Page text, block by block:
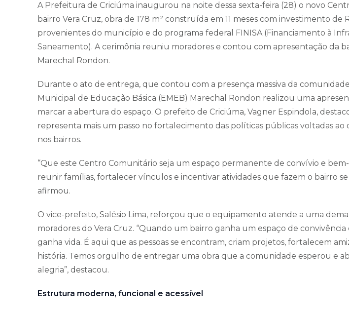
A Prefeitura de Criciúma inaugurou na noite dessa sexta-feira (28) o novo
bairro Vera Cruz, obra de 178 m² construída em 11 meses com investimento de
provenientes do município e do programa federal FINISA (Financiamento à
Saneamento). A cerimônia reuniu moradores e contou com apresentação da
Marechal Rondon.
Durante o ato de entrega, que contou com a presença massiva da
Municipal de Educação Básica (EMEB) Marechal Rondon realizou uma
marcar a abertura do espaço. O prefeito de Criciúma, Vagner Espindola,
representa mais um passo no fortalecimento das políticas públicas voltadas ao
nos bairros.
“Que este Centro Comunitário seja um espaço permanente de convívio e
reunir famílias, fortalecer vínculos e incentivar atividades que fazem o bairro
afirmou.
O vice-prefeito, Salésio Lima, reforçou que o equipamento atende a uma
moradores do Vera Cruz. “Quando um bairro ganha um espaço de convivência
ganha vida. É aqui que as pessoas se encontram, criam projetos, fortalecem
história. Temos orgulho de entregar uma obra que a comunidade esperou e
alegria”, destacou.
Estrutura moderna, funcional e acessível